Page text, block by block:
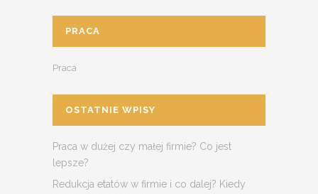
PRACA
Praca
OSTATNIE WPISY
Praca w dużej czy małej firmie? Co jest
lepsze?
Redukcja etatów w firmie i co dalej? Kiedy